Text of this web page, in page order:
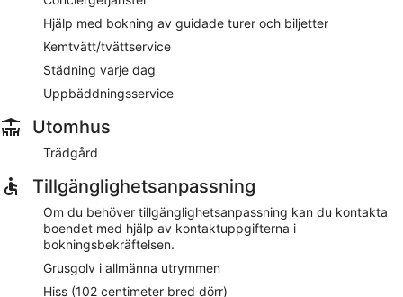
trädgård och conciergetjänster. Transport till/från flygplatsen
(tillgänglig dygnet runt) erbjuds mot en avgift. Ett begränsat
antal parkeringsplatser finns tillgängliga mot en
avgift, enligt principen först till kvarn.
07.00 till 10.30.
Hjälp med bokning av guidade turer och biljetter
Kemtvätt/tvättservice
Städning varje dag
Uppbäddningsservice
Utomhus
Trädgård
Tillgänglighetsanpassning
Om du behöver tillgänglighetsanpassning kan du kontakta
boendet med hjälp av kontaktuppgifterna i
bokningsbekräftelsen.
Grusgolv i allmänna utrymmen
Hiss (102 centimeter bred dörr)